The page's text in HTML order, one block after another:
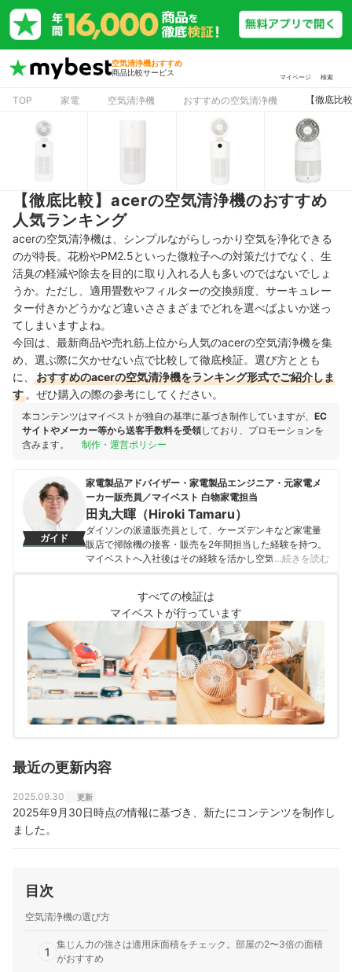
空気清浄機おすすめ
商品比較サービス
マイページ 検索
TOP 家電 空気清浄機 おすすめの空気清浄機 【徹底比
【徹底比較】acerの空気清浄機のおすすめ
人気ランキング
acerの空気清浄機は、シンプルながらしっかり空気を浄化できる
のが特長。花粉やPM2.5といった微粒子への対策だけでなく、生
活臭の軽減や除去を目的に取り入れる人も多いのではないでしょ
うか。ただし、適用畳数やフィルターの交換頻度、サーキュレー
ター付きかどうかなど違いささまざまでどれを選べばよいか迷っ
てしまいますよね。
今回は、最新商品や売れ筋上位から人気のacerの空気清浄機を集
め、選ぶ際に欠かせない点で比較して徹底検証。選び方ととも
に、
おすすめのacerの空気清浄機をランキング形式でご紹介しま
す 。ぜひ購入の際の参考にしてください。
本コンテンツはマイベストが独自の基準に基づき制作していますが、 EC
サイトやメーカー等から送客手数料を受領しており、プロモーションを
含みます。
制作・運営ポリシー
ガイド
家電製品アドバイザー・家電製品エンジニア・元家電メ
ーカー販売員／マイベスト 白物家電担当
田丸大暉（Hiroki Tamaru）
ダイソンの派遣販売員として、ケーズデンキなど家電量
販店で掃除機の接客・販売を2年間担当した経験を持つ。
マイベストへ入社後はその経験を活かし空気清浄機・除
ガイドを担当し、日立やシャープ、パナソニックなどの
総合家電メーカーから、ダイニチ工業・Sharkなどの専門
メーカーまで、150以上の家電製品を比較検証してきた。
毎日使う家電製品だからこそ、本当によい商品を誰もが
簡単に選べるように、性能はもちろん省エネ性能やお手
入れのしやすさまでひとつひとつ丁寧に確認しながらコ
ンテンツ制作を行う。
田丸大暉（Hiroki Tamaru）のプロフィール
…続きを読む
すべての検証は
マイベストが行っています
最近の更新内容
2025.09.30 更新
2025年9月30日時点の情報に基づき、新たにコンテンツを制作し
ました。
目次
空気清浄機の選び方
1
集じん力の強さは適用床面積をチェック。部屋の2〜3倍の面積
がおすすめ